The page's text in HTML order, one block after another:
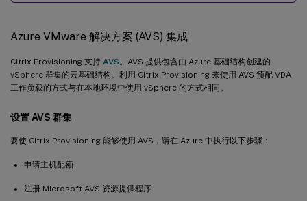
Azure VMware 解决方案 (AVS) 集成
Citrix Provisioning 支持 AVS 。AVS 提供包含由 Azure 基础结构创建的
vSphere 群集的云基础结构。利用 Citrix Provisioning 来使用 AVS 预配 VDA
工作负载的方式与在本地环境中使用 vSphere 的方式相同。
设置 AVS 群集
要使 Citrix Provisioning 能够使用 AVS，请在 Azure 中执行以下步骤：
申请主机配额
注册 Microsoft.AVS 资源提供程序